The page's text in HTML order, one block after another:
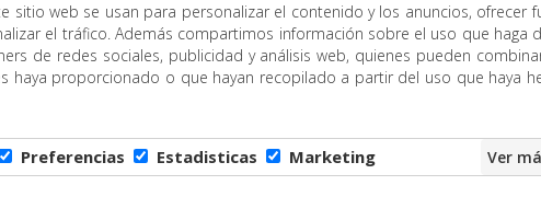
sitio web se usan para personalizar el contenido y los anuncios, ofrecer
el tráfico. Además compartimos información sobre el uso que haga
de redes sociales, publicidad y análisis web, quienes pueden
haya proporcionado o que hayan recopilado a partir del uso que haya
Preferencias Estadisticas Marketing
P. Menor Cumplimiento Transparencia Horarios de misa
- Diócesis de Canarias. Todos los derechos reservados Página realizada por Web Las